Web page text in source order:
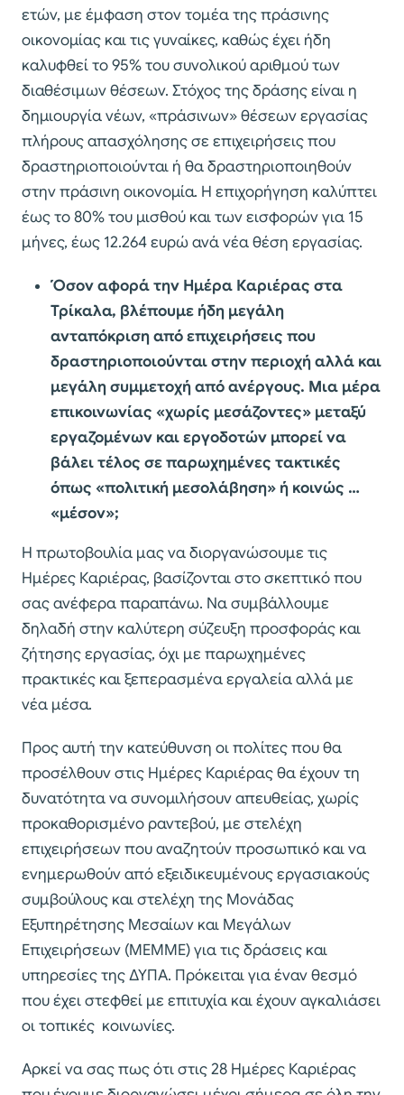
ετών, με έμφαση στον τομέα της πράσινης
οικονομίας και τις γυναίκες, καθώς έχει ήδη
καλυφθεί το 95% του συνολικού αριθμού των
διαθέσιμων θέσεων. Στόχος της δράσης είναι η
δημιουργία νέων, «πράσινων» θέσεων εργασίας
πλήρους απασχόλησης σε επιχειρήσεις που
δραστηριοποιούνται ή θα δραστηριοποιηθούν
στην πράσινη οικονομία. Η επιχορήγηση καλύπτει
έως το 80% του μισθού και των εισφορών για 15
μήνες, έως 12.264 ευρώ ανά νέα θέση εργασίας.
Όσον αφορά την Ημέρα Καριέρας στα
Τρίκαλα, βλέπουμε ήδη μεγάλη
ανταπόκριση από επιχειρήσεις που
δραστηριοποιούνται στην περιοχή αλλά και
μεγάλη συμμετοχή από ανέργους. Μια μέρα
επικοινωνίας «χωρίς μεσάζοντες» μεταξύ
εργαζομένων και εργοδοτών μπορεί να
βάλει τέλος σε παρωχημένες τακτικές
όπως «πολιτική μεσολάβηση» ή κοινώς …
«μέσον»;
Η πρωτοβουλία μας να διοργανώσουμε τις
Ημέρες Καριέρας, βασίζονται στο σκεπτικό που
σας ανέφερα παραπάνω. Να συμβάλλουμε
δηλαδή στην καλύτερη σύζευξη προσφοράς και
ζήτησης εργασίας, όχι με παρωχημένες
πρακτικές και ξεπερασμένα εργαλεία αλλά με
νέα μέσα.
Προς αυτή την κατεύθυνση οι πολίτες που θα
προσέλθουν στις Ημέρες Καριέρας θα έχουν τη
δυνατότητα να συνομιλήσουν απευθείας, χωρίς
προκαθορισμένο ραντεβού, με στελέχη
επιχειρήσεων που αναζητούν προσωπικό και να
ενημερωθούν από εξειδικευμένους εργασιακούς
συμβούλους και στελέχη της Μονάδας
Εξυπηρέτησης Μεσαίων και Μεγάλων
Επιχειρήσεων (ΜΕΜΜΕ) για τις δράσεις και
υπηρεσίες της ΔΥΠΑ. Πρόκειται για έναν θεσμό
που έχει στεφθεί με επιτυχία και έχουν αγκαλιάσει
οι τοπικές κοινωνίες.
Αρκεί να σας πως ότι στις 28 Ημέρες Καριέρας